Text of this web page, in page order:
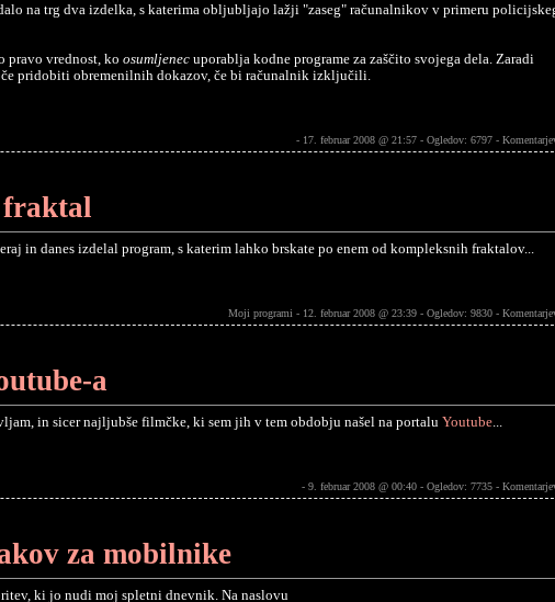
na trg dva izdelka, s katerima obljubljajo lažji "zaseg" računalnikov v primeru
pravo vrednost, ko osumljenec uporablja kodne programe za zaščito svojega dela. Zaradi
pridobiti obremenilnih dokazov, če bi računalnik izključili.
- 17. februar 2008 @ 21:57 - Ogledov: 6797 -
in danes izdelal program, s katerim lahko brskate po enem od kompleksnih fraktalov...
Moji programi - 12. februar 2008 @ 23:39 - Ogledov: 9830 -
a
in sicer najljubše filmčke, ki sem jih v tem obdobju našel na portalu Youtube
- 9. februar 2008 @ 00:40 - Ogledov: 7735 -
za mobilnike
ki jo nudi moj spletni dnevnik. Na naslovu